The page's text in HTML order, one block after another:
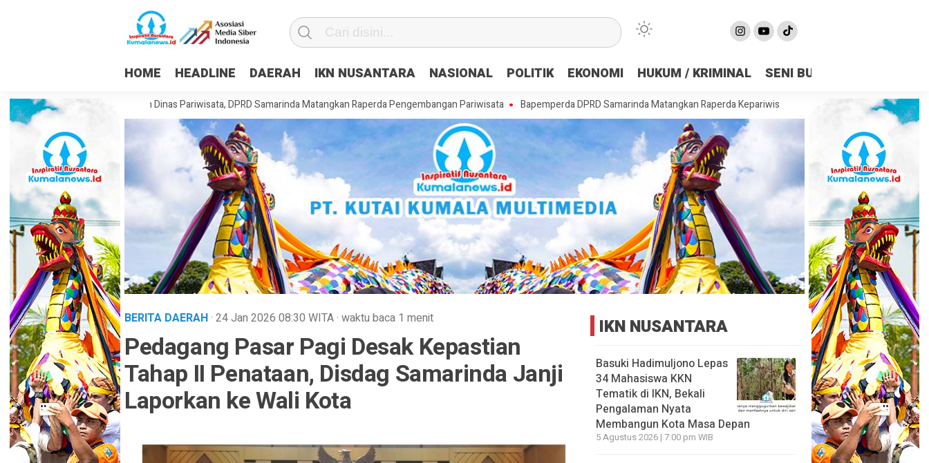
HOME HEADLINE DAERAH IKN NUSANTARA NASIONAL POLITIK EKONOMI HUKUM / KRIMINAL SENI BUDAYA
Dorong Pembentukan Dinas Pariwisata, DPRD Samarinda Matangkan Raperda Pengembangan Pariwisata Bapemperda DPRD Samarinda Matangkan Raperda Kepariwisataan, Bidik Pariwisata Jadi Penggerak
BERITA DAERAH· 24 Jan 2026 08:30 WITA· waktu baca 1 menit
Pedagang Pasar Pagi Desak Kepastian
Tahap II Penataan, Disdag Samarinda Janji
Laporkan ke Wali Kota
IKN NUSANTARA
Basuki Hadimuljono Lepas
34 Mahasiswa KKN
Tematik di IKN, Bekali
Pengalaman Nyata
Membangun Kota Masa Depan
5 Agustus 2026 | 7:00 pm WIB